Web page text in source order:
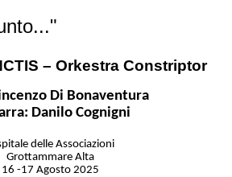
– Orkestra Constriptor
Di Bonaventura
Danilo Cognigni
delle Associazioni
Grottammare Alta
16 -17 Agosto 2025